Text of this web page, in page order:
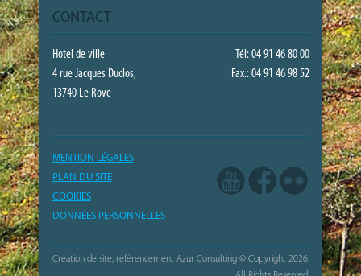
CONTACT
Hotel de ville
Tél: 04 91 46 80 00
4 rue Jacques Duclos,
Fax.: 04 91 46 98 52
13740 Le Rove
MENTION LÉGALES
PLAN DU SITE
COOKIES
DONNÉES PERSONNELLES
Création de site, référencement Azur Consulting © Copyright 2026,